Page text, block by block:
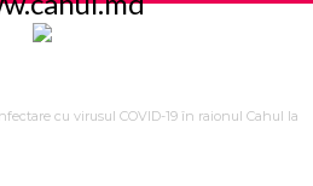
cu virusul COVID-19 în raionul Cahul la